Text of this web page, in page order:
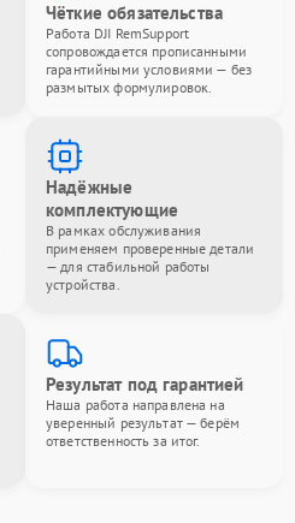
Чёткие обязательства
Работа DJI RemSupport
сопровождается прописанными
гарантийными условиями — без
размытых формулировок.
Надёжные
комплектующие
В рамках обслуживания
применяем проверенные детали
— для стабильной работы
устройства.
Результат под гарантией
Наша работа направлена на
уверенный результат — берём
ответственность за итог.